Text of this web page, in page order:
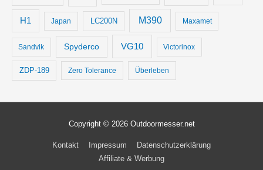
H1 Japan LC200N M390 Maxamet
Sandvik Spyderco VG10 Victorinox
ZDP-189 Zero Tolerance Überleben
Copyright © 2026 Outdoormesser.net
Kontakt Impressum
Datenschutzerklärung
Affiliate & Werbung